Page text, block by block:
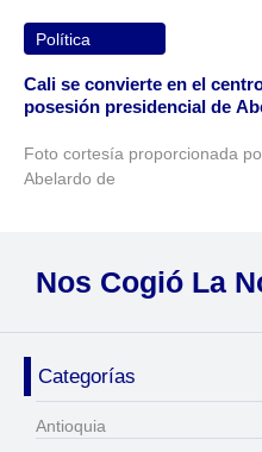
Política
Cali se convierte en el
posesión presidencial de
Foto cortesía proporcionada
Abelardo de
Nos Cogió La
Categorías
Antioquia